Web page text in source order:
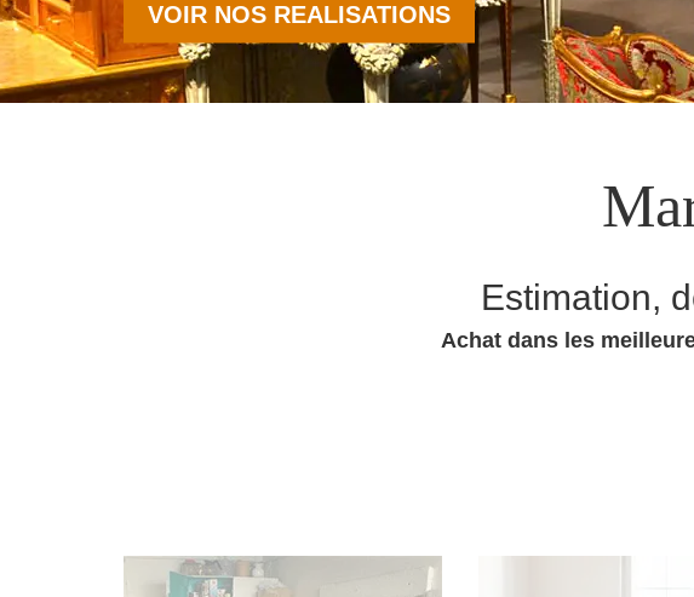
VOIR NOS REALISATIONS
Estimation,
Achat dans les